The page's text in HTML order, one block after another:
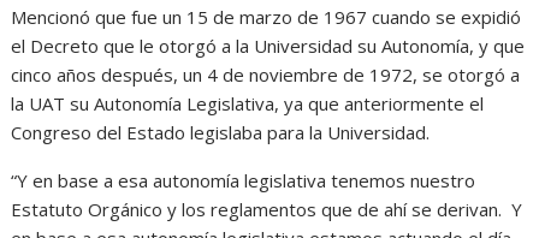
Mencionó que fue un 15 de marzo de 1967 cuando se expidió
el Decreto que le otorgó a la Universidad su Autonomía, y que
cinco años después, un 4 de noviembre de 1972, se otorgó a
la UAT su Autonomía Legislativa, ya que anteriormente el
Congreso del Estado legislaba para la Universidad.
“Y en base a esa autonomía legislativa tenemos nuestro
Estatuto Orgánico y los reglamentos que de ahí se derivan. Y